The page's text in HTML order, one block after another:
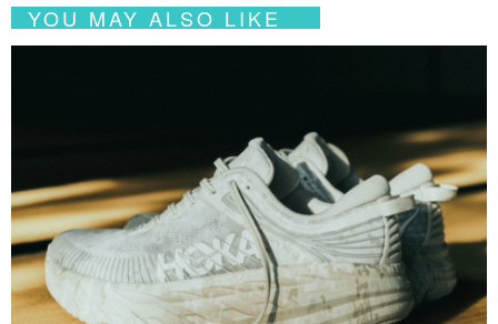
YOU MAY ALSO LIKE